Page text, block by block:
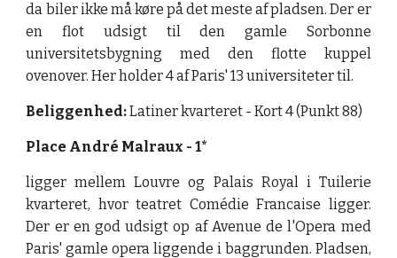
da biler ikke må køre på det meste af pladsen. Der er
en flot udsigt til den gamle Sorbonne
universitetsbygning med den flotte kuppel
ovenover. Her holder 4 af Paris' 13 universiteter til.
Beliggenhed:Latiner kvarteret - Kort 4 (Punkt 88)
Place André Malraux - 1*
ligger mellem Louvre og Palais Royal i Tuilerie
kvarteret, hvor teatret Comédie Francaise ligger.
Der er en god udsigt op af Avenue de l'Opera med
Paris' gamle opera liggende i baggrunden. Pladsen,